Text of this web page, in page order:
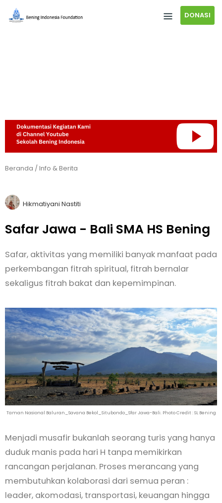
DONASI
Beranda /Info & Berita
Hikmatiyani Nastiti
Safar Jawa - Bali SMA HS Bening
Safar, aktivitas yang memiliki banyak manfaat pada
perkembangan fitrah spiritual, fitrah bernalar
sekaligus fitrah bakat dan kepemimpinan.
Taman Nasional Baluran_Savana Bekol_Situbondo_Sfar Jawa-Bali. Photo Credit : SL Bening
Menjadi musafir bukanlah seorang turis yang hanya
duduk manis pada hari H tanpa memikirkan
rancangan perjalanan. Proses merancang yang
membutuhkan kolaborasi dari semua peran :
leader, akomodasi, transportasi, keuangan hingga